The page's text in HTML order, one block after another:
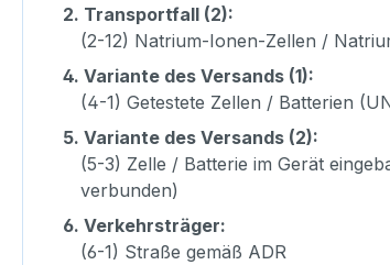
2. Transportfall (2):
(2-12) Natrium-Ionen-Zellen /
4. Variante des Versands (1):
(4-1) Getestete Zellen / Batterien
5. Variante des Versands (2):
(5-3) Zelle / Batterie im Gerät
verbunden)
6. Verkehrsträger:
(6-1) Straße gemäß ADR